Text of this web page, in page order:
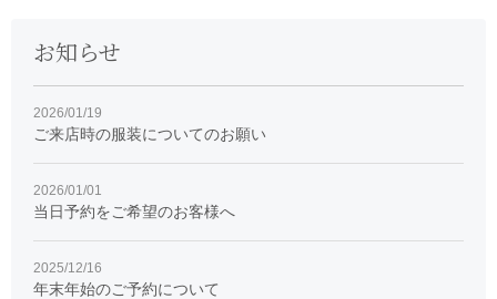
お知らせ
2026/01/19
ご来店時の服装についてのお願い
2026/01/01
当日予約をご希望のお客様へ
2025/12/16
年末年始のご予約について